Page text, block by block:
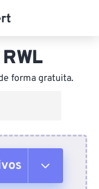
forma gratuita.